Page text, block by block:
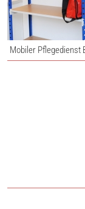
Mobiler Pflegedienst